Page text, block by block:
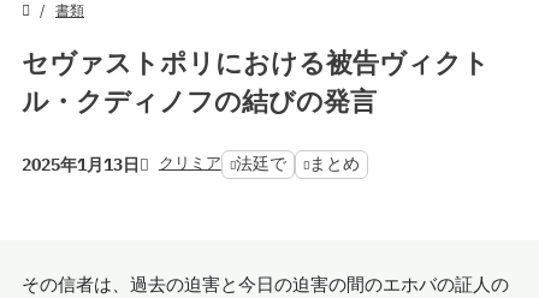
書類
セヴァストポリにおける被告ヴィクト
ル・クディノフの結びの発言
2025年1月13日 クリミア 法廷で まとめ
その信者は、過去の迫害と今日の迫害の間のエホバの証人の